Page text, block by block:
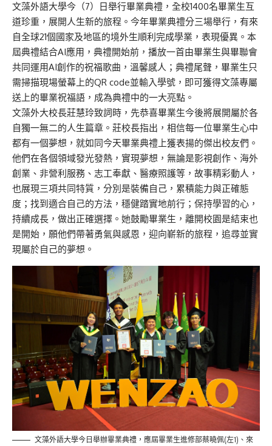
文藻外語大學今（7）日舉行畢業典禮，全校1400名畢業生互
道珍重，展開人生新的旅程。今年畢業典禮分三場舉行，有來
自全球21個國家及地區的境外生順利完成學業，表現優異。本
屆典禮結合AI應用，典禮開始前，播放一首由畢業生與畢聯會
共同運用AI創作的祝福歌曲，溫馨感人；典禮尾聲，畢業生只
需掃描現場螢幕上的QR code並輸入學號，即可獲得文藻專屬
送上的畢業祝福語，成為典禮中的一大亮點。
文藻外大校長莊慧玲致詞時，先恭喜畢業生今後將展開屬於各
自獨一無二的人生篇章。莊校長指出，相信每一位畢業生心中
都有一個夢想，就如同今天畢業典禮上獲表揚的傑出校友們。
他們在各個領域發光發熱，實現夢想，無論是影視創作、海外
創業、非營利服務、志工奉獻、醫療照護等，故事精彩動人，
也展現三項共同特質，分別是裝備自己，累積能力與正確態
度；找到適合自己的方法，穩健踏實地前行；保持學習的心，
持續成長，做出正確選擇。她鼓勵畢業生，離開校園是結束也
是開始，願他們帶著勇氣與感恩，迎向嶄新的旅程，追尋並實
現屬於自己的夢想。
文藻外語大學今日舉辦畢業典禮，應屆畢業生進修部蔡曉佩(左1)、來